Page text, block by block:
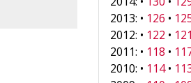
2013: • 126 •
2012: • 122 • 121
2011: • 118 •
2010: • 114•